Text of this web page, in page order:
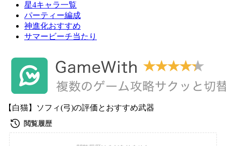
星4キャラ一覧
パーティー編成
神進化おすすめ
サマービーチ当たり
【白猫】ソフィ(弓)の評価とおすすめ武器